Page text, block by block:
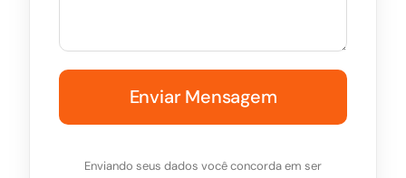
Enviando seus dados você concorda em ser